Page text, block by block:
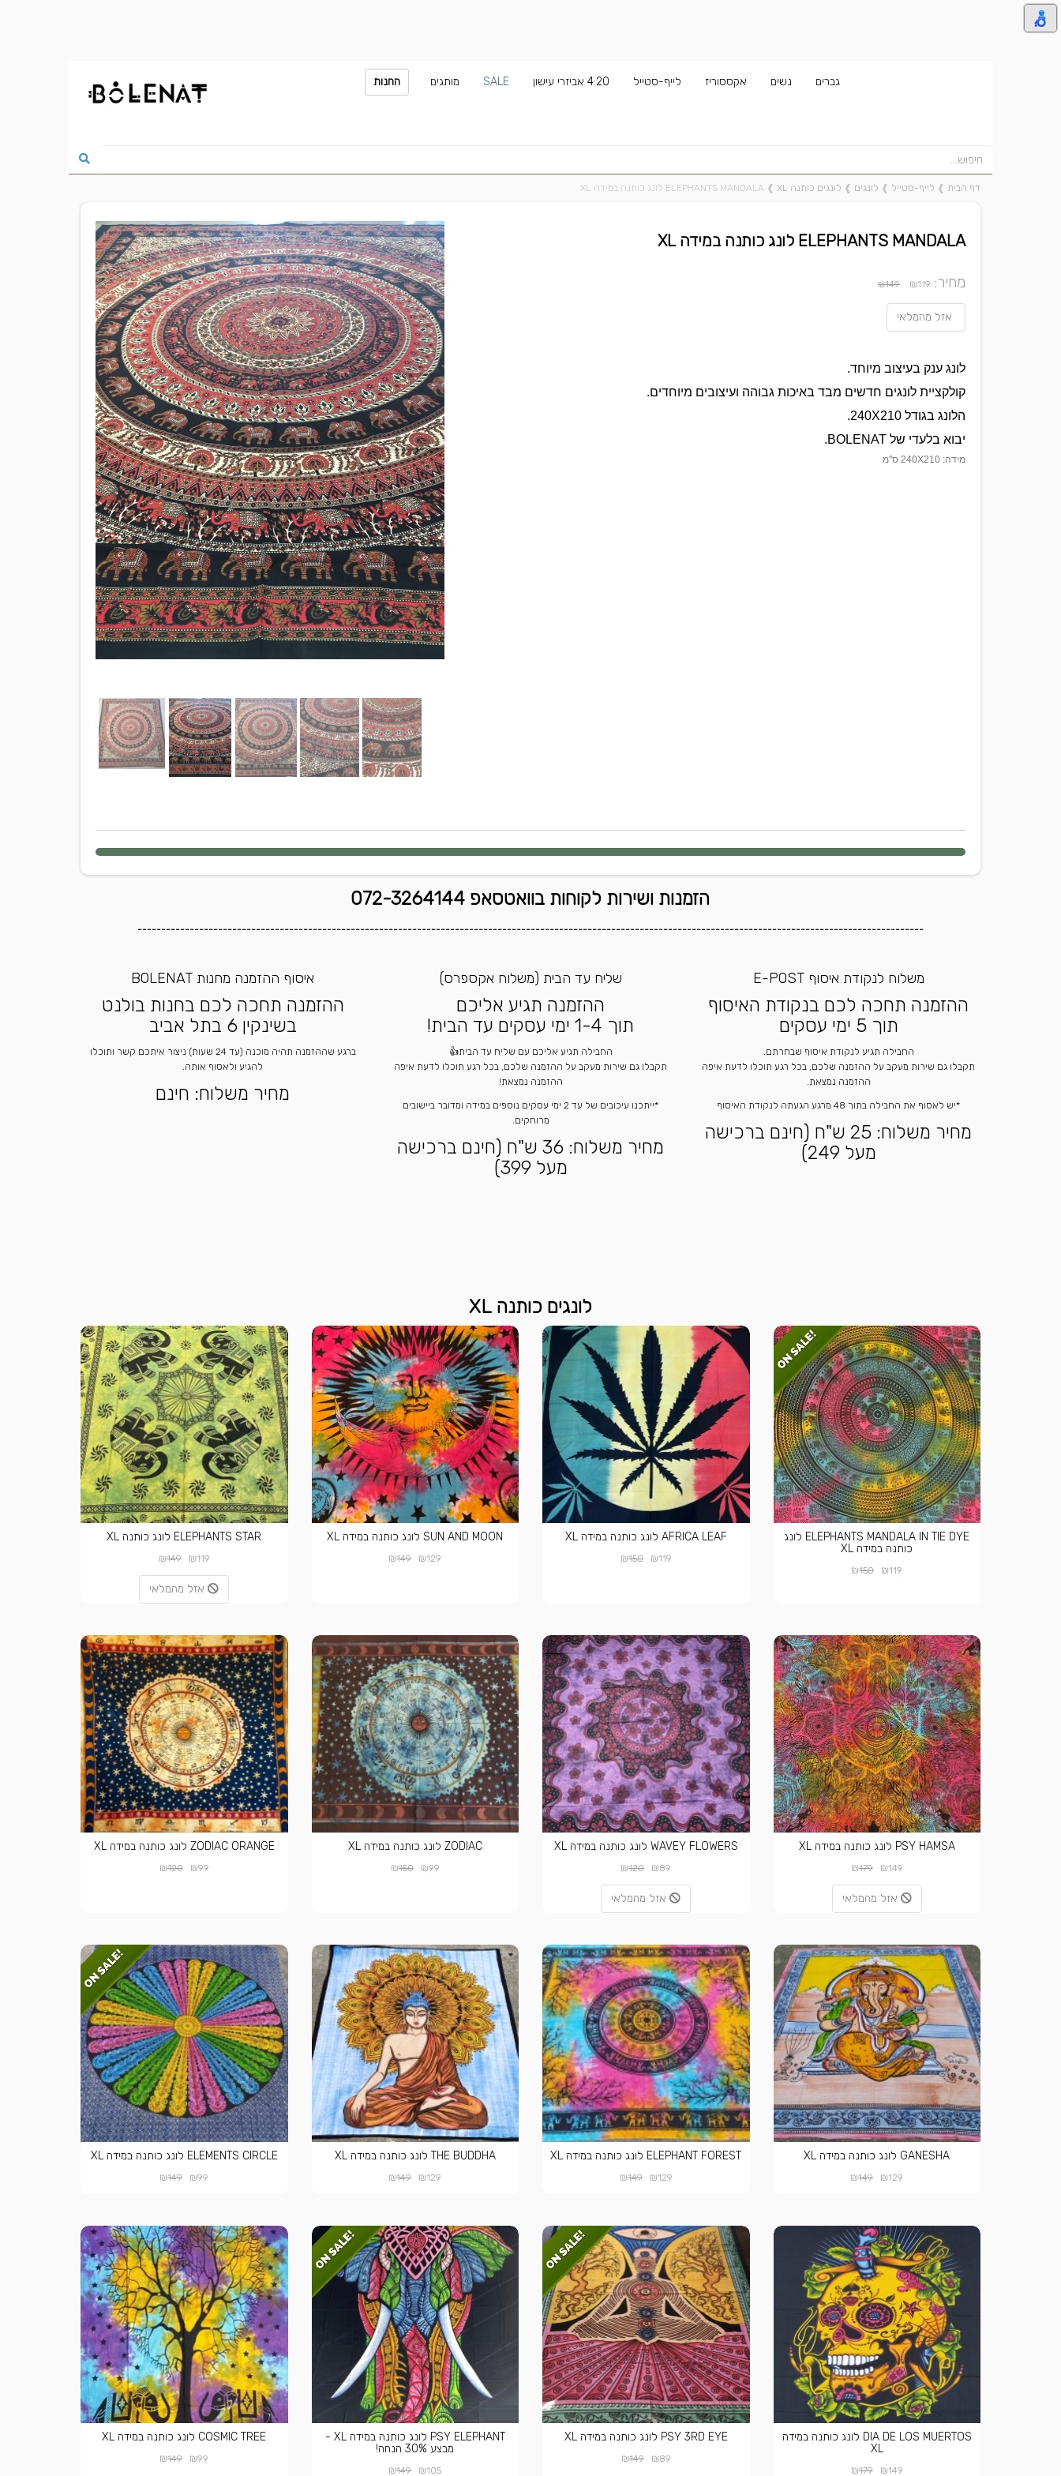
גברים נשים אקססוריז לייף-סטייל 4:20 אביזרי עישון SALE מותגים החנות
דף הבית ❱ לייף-סטייל ❱ לונגים ❱ לונגים כותנה XL ❱ ELEPHANTS MANDALA לונג כותנה במידה XL
ELEPHANTS MANDALA לונג כותנה במידה XL
מחיר: ₪119
₪149
אזל מהמלאי
לונג ענק בעיצוב מיוחד.
קולקציית לונגים חדשים מבד באיכות גבוהה ועיצובים מיוחדים.
הלונג בגודל 240X210.
יבוא בלעדי של BOLENAT.
מידה: 240X210 ס"מ
הזמנות ושירות לקוחות בוואטסאפ 072-3264144
----------------------------------------------------------------------------------------------------------------------------------------------------------------------
משלוח לנקודת איסוף E-POST
ההזמנה תחכה לכם בנקודת האיסוף
תוך 5 ימי עסקים
החבילה תגיע לנקודת איסוף שבחרתם.
תקבלו גם שירות מעקב על ההזמנה שלכם, בכל רגע תוכלו לדעת איפה
ההזמנה נמצאת.
*יש לאסוף את החבילה בתוך 48 מרגע הגעתה לנקודת האיסוף
מחיר משלוח: 25 ש"ח (חינם ברכישה
מעל 249)
שליח עד הבית (משלוח אקספרס)
ההזמנה תגיע אליכם
תוך 1-4 ימי עסקים עד הבית!
החבילה תגיע אליכם עם שליח עד הבית👍
תקבלו גם שירות מעקב על ההזמנה שלכם, בכל רגע תוכלו לדעת איפה
ההזמנה נמצאת!
*ייתכנו עיכובים של עד 2 ימי עסקים נוספים במידה ומדובר ביישובים
מרוחקים.
מחיר משלוח: 36 ש"ח (חינם ברכישה
מעל 399)
איסוף ההזמנה מחנות BOLENAT
ההזמנה תחכה לכם בחנות בולנט
בשינקין 6 בתל אביב
ברגע שההזמנה תהיה מוכנה (עד 24 שעות) ניצור איתכם קשר ותוכלו
להגיע ולאסוף אותה.
מחיר משלוח: חינם
לונגים כותנה XL
ELEPHANTS MANDALA IN TIE DYE לונג
כותנה במידה XL
₪119
₪150
AFRICA LEAF לונג כותנה במידה XL
₪119
₪150
SUN AND MOON לונג כותנה במידה XL
₪129
₪149
ELEPHANTS STAR לונג כותנה XL
₪119
₪149
אזל מהמלאי
PSY HAMSA לונג כותנה במידה XL
₪149
₪179
אזל מהמלאי
WAVEY FLOWERS לונג כותנה במידה XL
₪89
₪120
אזל מהמלאי
ZODIAC לונג כותנה במידה XL
₪99
₪150
ZODIAC ORANGE לונג כותנה במידה XL
₪99
₪120
GANESHA לונג כותנה במידה XL
₪129
₪149
ELEPHANT FOREST לונג כותנה במידה XL
₪129
₪149
THE BUDDHA לונג כותנה במידה XL
₪129
₪149
ELEMENTS CIRCLE לונג כותנה במידה XL
₪99
₪149
DIA DE LOS MUERTOS לונג כותנה במידה
XL
₪149
₪179
PSY 3RD EYE לונג כותנה במידה XL
₪89
₪149
PSY ELEPHANT לונג כותנה במידה XL -
מבצע 30% הנחה!
₪105
₪149
COSMIC TREE לונג כותנה במידה XL
₪99
₪149